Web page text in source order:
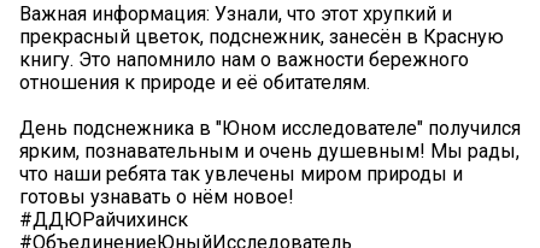
Важная информация: Узнали, что этот хрупкий и
прекрасный цветок, подснежник, занесён в Красную
книгу. Это напомнило нам о важности бережного
отношения к природе и её обитателям.
День подснежника в "Юном исследователе" получился
ярким, познавательным и очень душевным! Мы рады,
что наши ребята так увлечены миром природы и
готовы узнавать о нём новое!
#ДДЮРайчихинск
#ОбъединениеЮныйИсследователь